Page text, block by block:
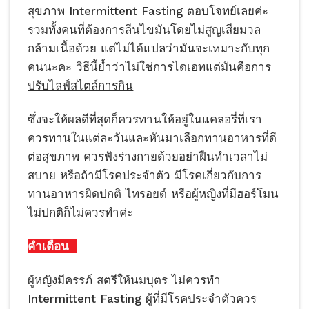
สุขภาพ Intermittent Fasting ตอบโจทย์เลยค่ะ
รวมทั้งคนที่ต้องการลีนไขมันโดยไม่สูญเสียมวล
กล้ามเนื้อด้วย แต่ไม่ได้แปลว่ามันจะเหมาะกับทุก
คนนะคะ วิธีนี้ย้ำว่าไม่ใช่การไดเอทแต่มันคือการ
ปรับไลฟ์สไตล์การกิน
ซึ่งจะให้ผลดีที่สุดก็ควรทานให้อยู่ในแคลอรี่ที่เรา
ควรทานในแต่ละวันและหันมาเลือกทานอาหารที่ดี
ต่อสุขภาพ ควรฟังร่างกายด้วยอย่าฝืนทำเวลาไม่
สบาย หรือถ้ามีโรคประจำตัว มีโรคเกี่ยวกับการ
ทานอาหารผิดปกติ ไทรอยด์ หรือผู้หญิงที่มีฮอร์โมน
ไม่ปกติก็ไม่ควรทำค่ะ
คำเตือน
ผู้หญิงมีครรภ์ สตรีให้นมบุตร ไม่ควรทำ
Intermittent Fasting ผู้ที่มีโรคประจำตัวควร